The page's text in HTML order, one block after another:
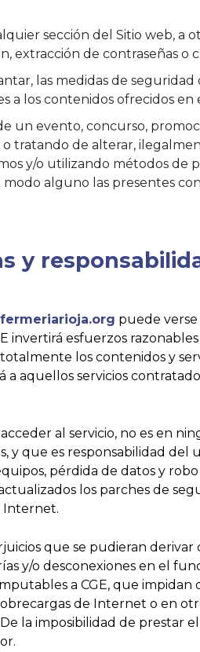
sección del Sitio web, a
extracción de contraseñas
las medidas de
a los contenidos ofrecidos en
un evento, concurso,
tratando de alterar,
y/o utilizando métodos
alguno las presentes
y
puede
invertirá esfuerzos
los contenidos y
a aquellos servicios
al servicio, no es en
y que es responsabilidad
pérdida de datos y
los parches de
Internet.
que se pudieran
y/o desconexiones en el
a CGE, que
de Internet o en
la imposibilidad de prestar